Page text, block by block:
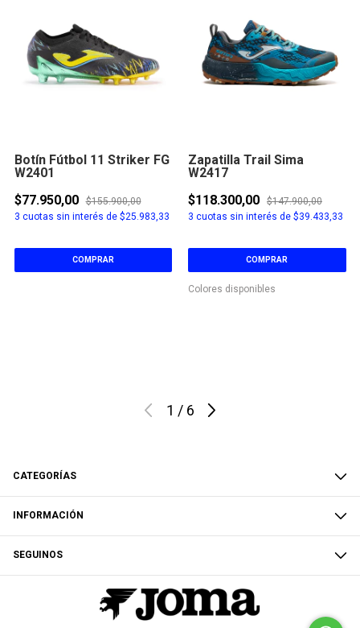
Botín Fútbol 11 Striker FG
W2401
$77.950,00
$155.900,00
3 cuotas sin interés de $25.983,33
COMPRAR
Zapatilla Trail Sima
W2417
$118.300,00
$147.900,00
3 cuotas sin interés de $39.433,33
COMPRAR
Colores disponibles
1 / 6
CATEGORÍAS
INFORMACIÓN
SEGUINOS